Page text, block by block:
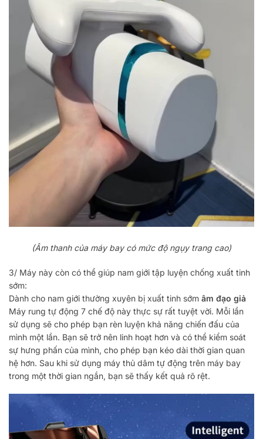
(Âm thanh của máy bay có mức độ ngụy trang cao)
3/ Máy này còn có thể giúp nam giới tập luyện chống xuất tinh
sớm:
Dành cho nam giới thường xuyên bị xuất tinh sớm âm đạo giả
Máy rung tự động 7 chế độ này thực sự rất tuyệt vời. Mỗi lần
sử dụng sẽ cho phép bạn rèn luyện khả năng chiến đấu của
mình một lần. Bạn sẽ trở nên linh hoạt hơn và có thể kiểm soát
sự hưng phấn của mình, cho phép bạn kéo dài thời gian quan
hệ hơn. Sau khi sử dụng máy thủ dâm tự động trên máy bay
trong một thời gian ngắn, bạn sẽ thấy kết quả rõ rệt.